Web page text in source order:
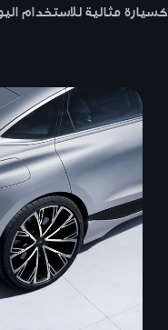
كسيارة مثالية للاستخدام